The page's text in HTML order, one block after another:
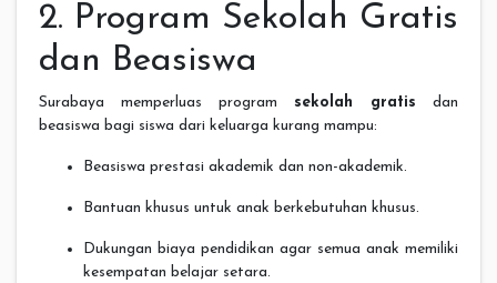
2. Program Sekolah Gratis
dan Beasiswa
Surabaya memperluas program sekolah gratis dan
beasiswa bagi siswa dari keluarga kurang mampu:
Beasiswa prestasi akademik dan non-akademik.
Bantuan khusus untuk anak berkebutuhan khusus.
Dukungan biaya pendidikan agar semua anak memiliki
kesempatan belajar setara.